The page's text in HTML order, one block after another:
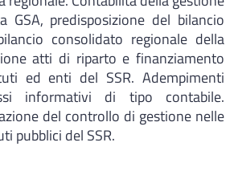
GSA, predisposizione del bilancio
consolidato regionale della
atti di riparto e finanziamento
ed enti del SSR. Adempimenti
informativi di tipo contabile.
del controllo di gestione nelle
pubblici del SSR.